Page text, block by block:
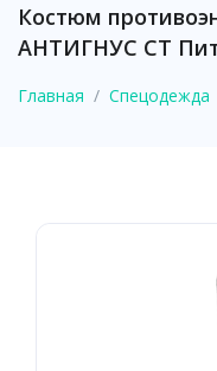
Костюм
АНТИГНУС СТ
Главная Спецодежда